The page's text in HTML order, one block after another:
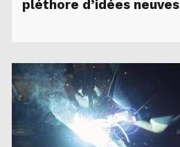
pléthore d’idées neuves